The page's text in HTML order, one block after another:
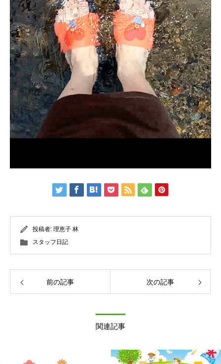
投稿者: 理恵子 林
スタッフ日記
前の記事 次の記事
関連記事